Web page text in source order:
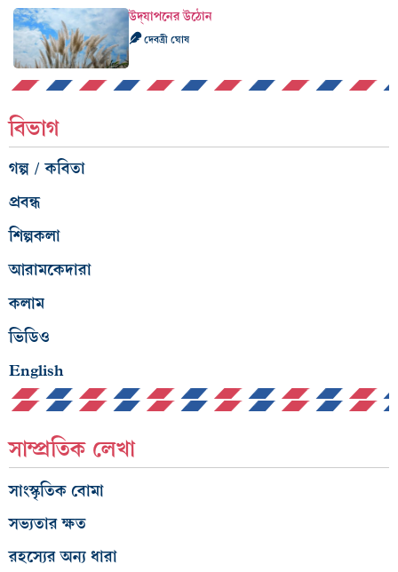
উদ্‌যাপনের উঠোন
দেবত্রী ঘোষ
বিভাগ
গল্প / কবিতা
প্রবন্ধ
শিল্পকলা
আরামকেদারা
কলাম
ভিডিও
English
সাম্প্রতিক লেখা
সাংস্কৃতিক বোমা
সভ্যতার ক্ষত
রহস্যের অন্য ধারা